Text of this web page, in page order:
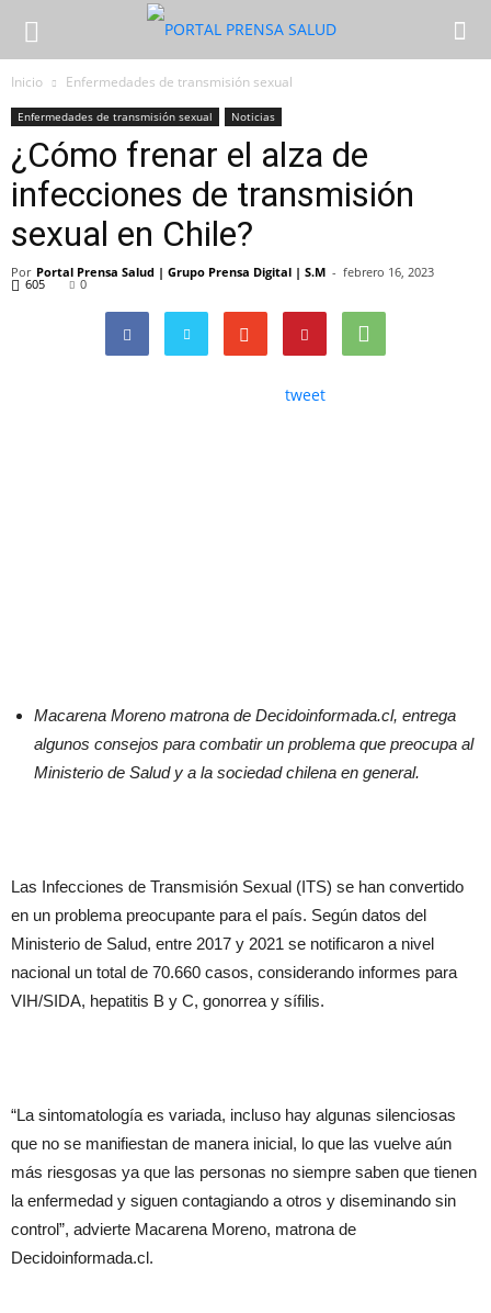
Inicio Enfermedades de transmisión sexual
Enfermedades de transmisión sexual Noticias
¿Cómo frenar el alza de
infecciones de transmisión
sexual en Chile?
Por Portal Prensa Salud | Grupo Prensa Digital | S.M - febrero 16, 2023
605 0
tweet
Macarena Moreno matrona de Decidoinformada.cl, entrega
algunos consejos para combatir un problema que preocupa al
Ministerio de Salud y a la sociedad chilena en general.
Las Infecciones de Transmisión Sexual (ITS) se han convertido
en un problema preocupante para el país. Según datos del
Ministerio de Salud, entre 2017 y 2021 se notificaron a nivel
nacional un total de 70.660 casos, considerando informes para
VIH/SIDA, hepatitis B y C, gonorrea y sífilis.
“La sintomatología es variada, incluso hay algunas silenciosas
que no se manifiestan de manera inicial, lo que las vuelve aún
más riesgosas ya que las personas no siempre saben que tienen
la enfermedad y siguen contagiando a otros y diseminando sin
control”, advierte Macarena Moreno, matrona de
Decidoinformada.cl.